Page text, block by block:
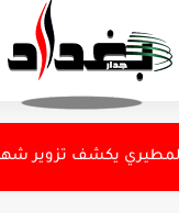
ماذا بعد كل هذه الجولات